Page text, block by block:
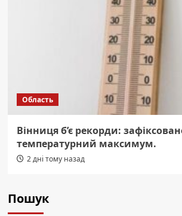
Область
Вінниця б’є рекорди:
температурний максимум.
2 дні тому назад
Пошук